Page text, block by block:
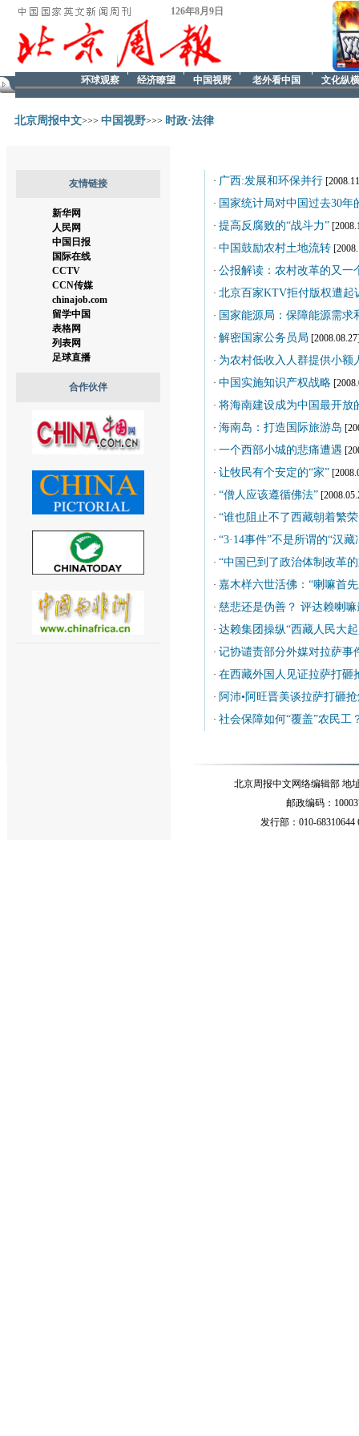
126年8月9日
文化纵横
老外看中国
中国视野
经济瞭望
环球观察
北京周报中文>>> 中国视野>>> 时政·法律
友情链接
新华网
人民网
中国日报
国际在线
CCTV
CCN传媒
chinajob.com
留学中国
表格网
列表网
足球直播
合作伙伴
· 广西:发展和环保并行
· 国家统计局对中国过去30年
· 提高反腐败的“战斗力”
· 中国鼓励农村土地流转
· 公报解读：农村改革的又一
· 北京百家KTV拒付版权遭起
· 国家能源局：保障能源需求
· 解密国家公务员局
· 为农村低收入人群提供小额
· 中国实施知识产权战略
· 将海南建设成为中国最开放
· 海南岛：打造国际旅游岛
· 一个西部小城的悲痛遭遇
· 让牧民有个安定的“家”
· “僧人应该遵循佛法”
· “谁也阻止不了西藏朝着繁
· “3·14事件”不是所谓的“汉藏
· “中国已到了政治体制改革
· 嘉木样六世活佛：“喇嘛首
· 慈悲还是伪善？ 评达赖喇
· 达赖集团操纵“西藏人民大
· 记协谴责部分外媒对拉萨事
· 在西藏外国人见证拉萨打砸
· 阿沛•阿旺晋美谈拉萨打砸
· 社会保障如何“覆盖”农民工
北京周报中文网络编辑部 地
邮政编码：
发行部：010-68310644